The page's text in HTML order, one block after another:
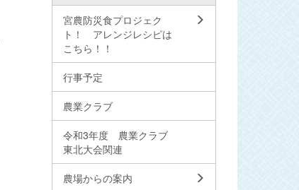
宮農防災食プロジェク
ト！ アレンジレシピは
こちら！！
行事予定
農業クラブ
令和3年度 農業クラブ
東北大会関連
農場からの案内